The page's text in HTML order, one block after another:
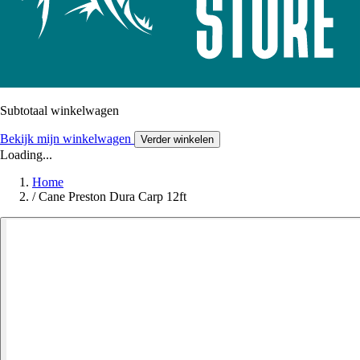
Subtotaal winkelwagen
Bekijk mijn winkelwagen Verder winkelen
Loading...
Home
/ Cane Preston Dura Carp 12ft